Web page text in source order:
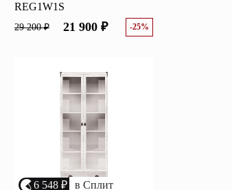
REG1W1S
29 200 ₽ 21 900 ₽ -25%
6 548 ₽ в Сплит